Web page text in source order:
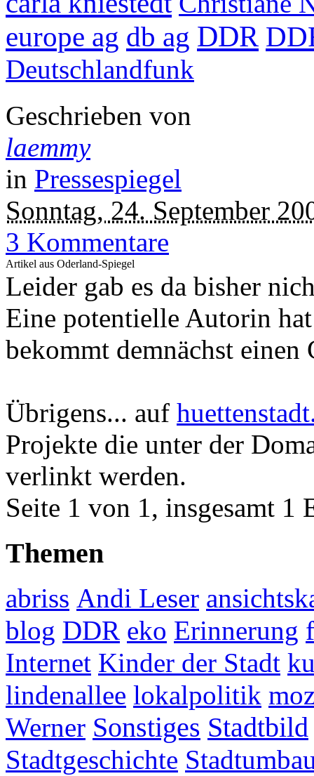
europe ag db ag DDR
Deutschlandfunk
Geschrieben von
laemmy
in Pressespiegel
Sonntag, 24. September
3 Kommentare
Artikel aus Oderland-Spiegel
Leider gab es da bisher
Eine potentielle Autorin
bekommt demnächst
Übrigens... auf
Projekte die unter der
verlinkt werden.
Seite 1 von 1, insgesamt 1
Themen
abriss Andi Leser
blog DDR eko Erinnerung
Internet Kinder der Stadt
lindenallee lokalpolitik
Werner Sonstiges Stadtbild
Stadtgeschichte